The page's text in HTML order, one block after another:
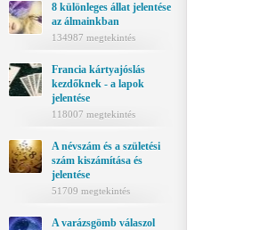
8 különleges állat jelentése
az álmainkban
134987 megtekintés
Francia kártyajóslás
kezdőknek - a lapok
jelentése
118007 megtekintés
A névszám és a születési
szám kiszámítása és
jelentése
51709 megtekintés
A varázsgömb válaszol